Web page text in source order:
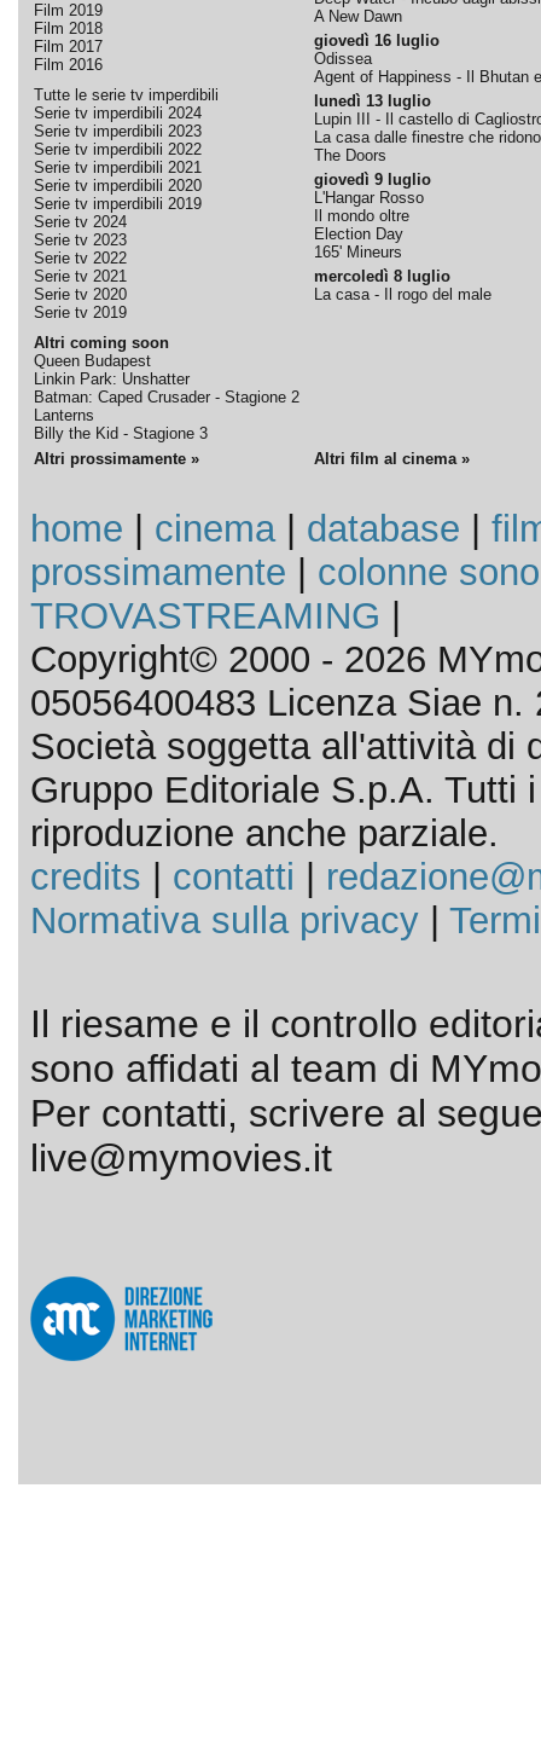
Film 2019
Film 2018
Film 2017
Film 2016
Tutte le serie tv imperdibili
Serie tv imperdibili 2024
Serie tv imperdibili 2023
Serie tv imperdibili 2022
Serie tv imperdibili 2021
Serie tv imperdibili 2020
Serie tv imperdibili 2019
Serie tv 2024
Serie tv 2023
Serie tv 2022
Serie tv 2021
Serie tv 2020
Serie tv 2019
Altri coming soon
Queen Budapest
Linkin Park: Unshatter
Batman: Caped Crusader - Stagione 2
Lanterns
Billy the Kid - Stagione 3
A New Dawn
giovedì 16 luglio
Odissea
Agent of Happiness - Il Bhutan
lunedì 13 luglio
Lupin III - Il castello di
La casa dalle finestre che ridono
The Doors
giovedì 9 luglio
L'Hangar Rosso
Il mondo oltre
Election Day
165' Mineurs
mercoledì 8 luglio
La casa - Il rogo del male
Altri prossimamente » Altri film al cinema »
home cinema| database
prossimamente
colonne
TROVASTREAMING
Copyright© 2000 - 2026
05056400483 Licenza Siae n.
Società soggetta all'attività di
Gruppo Editoriale S.p.A. Tutti
riproduzione anche parziale.
credits
contatti
Normativa sulla privacy|
Il riesame e il controllo
sono affidati al team di
Per contatti, scrivere al
live@mymovies.it